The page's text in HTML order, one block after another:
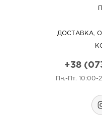
ДОСТАВКА,
+38
Пн.-Пт.